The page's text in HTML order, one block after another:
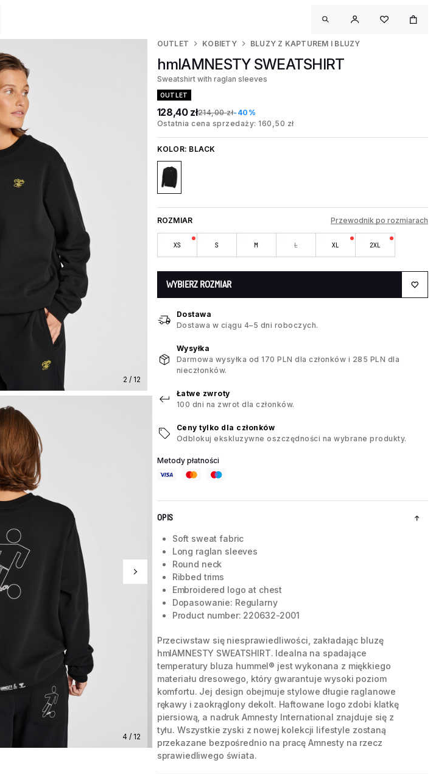
2 / 12
4 / 12
OUTLET KOBIETY BLUZY Z KAPTUREM I BLUZY
hmlAMNESTY SWEATSHIRT
Sweatshirt with raglan sleeves
OUTLET
128,40 zł214,00 zł-40%
Ostatnia cena sprzedaży: 160,50 zł
KOLOR: BLACK
ROZMIAR Przewodnik po rozmiarach
XS S M L XL 2XL
WYBIERZ ROZMIAR
Dostawa
Dostawa w ciągu 4–5 dni roboczych.
Wysyłka
Darmowa wysyłka od 170 PLN dla członków i 285 PLN dla
nieczłonków.
Łatwe zwroty
100 dni na zwrot dla członków.
Ceny tylko dla członków
Odblokuj ekskluzywne oszczędności na wybrane produkty.
Metody płatności
OPIS
Soft sweat fabric
Long raglan sleeves
Round neck
Ribbed trims
Embroidered logo at chest
Dopasowanie: Regularny
Product number: 220632-2001
Przeciwstaw się niesprawiedliwości, zakładając bluzę
hmlAMNESTY SWEATSHIRT. Idealna na spadające
temperatury bluza hummel® jest wykonana z miękkiego
materiału dresowego, który gwarantuje wysoki poziom
komfortu. Jej design obejmuje stylowe długie raglanowe
rękawy i zaokrąglony dekolt. Haftowane logo zdobi klatkę
piersiową, a nadruk Amnesty International znajduje się z
tyłu. Wszystkie zyski z nowej kolekcji lifestyle zostaną
przekazane bezpośrednio na pracę Amnesty na rzecz
sprawiedliwego świata.